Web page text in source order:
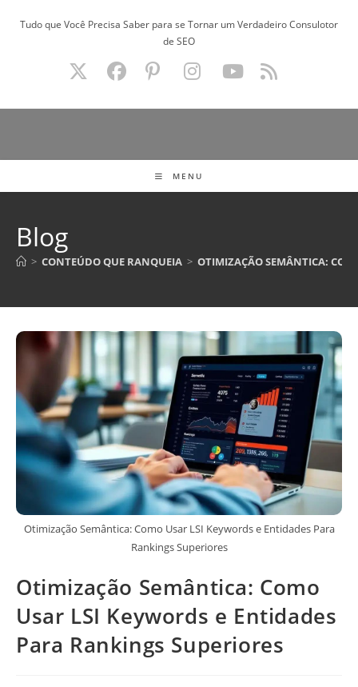
paraTudo que Você Precisa Saber para se Tornar um Verdadeiro Consulotor
de SEO
MENU
Blog
> CONTEÚDO QUE RANQUEIA > OTIMIZAÇÃO SEMÂNTICA:
Otimização Semântica: Como Usar LSI Keywords e Entidades Para
Rankings Superiores
Otimização Semântica: Como
Usar LSI Keywords e Entidades
Para Rankings Superiores